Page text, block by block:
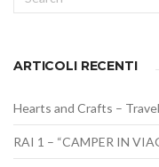
for:
ARTICOLI RECENTI
Hearts and Crafts –
RAI 1 – “CAMPER IN